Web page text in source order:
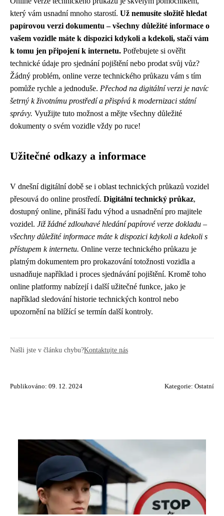
který vám usnadní mnoho starostí. Už nemusíte složitě hledat
papírovou verzi dokumentu – všechny důležité informace o
vašem vozidle máte k dispozici kdykoli a kdekoli, stačí vám
k tomu jen připojení k internetu. Potřebujete si ověřit
technické údaje pro sjednání pojištění nebo prodat svůj vůz?
Žádný problém, online verze technického průkazu vám s tím
pomůže rychle a jednoduše. Přechod na digitální verzi je navíc
šetrný k životnímu prostředí a přispívá k modernizaci státní
správy. Využijte tuto možnost a mějte všechny důležité
dokumenty o svém vozidle vždy po ruce!
Užitečné odkazy a informace
V dnešní digitální době se i oblast technických průkazů vozidel
přesouvá do online prostředí. Digitální technický průkaz,
dostupný online, přináší řadu výhod a usnadnění pro majitele
vozidel. Již žádné zdlouhavé hledání papírové verze dokladu –
všechny důležité informace máte k dispozici kdykoli a kdekoli s
přístupem k internetu. Online verze technického průkazu je
platným dokumentem pro prokazování totožnosti vozidla a
usnadňuje například i proces sjednávání pojištění. Kromě toho
online platformy nabízejí i další užitečné funkce, jako je
například sledování historie technických kontrol nebo
upozornění na blížící se termín další kontroly.
Našli jste v článku chybu?Kontaktujte nás
Publikováno: 09. 12. 2024 Kategorie: Ostatní